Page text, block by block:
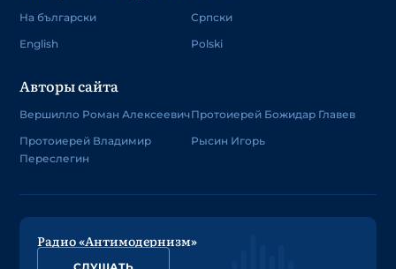
На български
English
Српски
Polski
Авторы сайта
Вершилло Роман Алексеевич
Протоиерей Владимир
Переслегин
Протоиерей Божидар Главев
Рысин Игорь
Радио «Антимодернизм»